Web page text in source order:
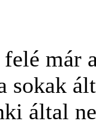
már
sokak
által